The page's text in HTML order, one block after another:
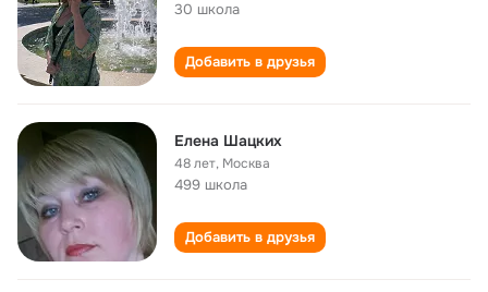
30 школа
Добавить в друзья
Елена Шацких
48 лет, Москва
499 школа
Добавить в друзья